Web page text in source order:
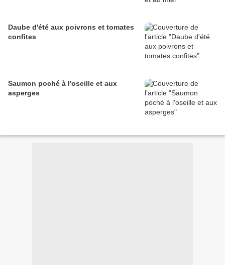
Daube d'été aux poivrons et tomates
confites
Saumon poché à l'oseille et aux
asperges